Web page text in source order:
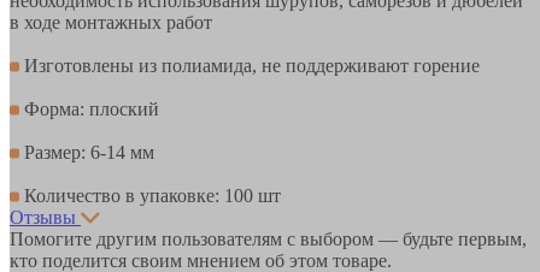
в ходе монтажных работ
Изготовлены из полиамида, не поддерживают горение
Форма: плоский
Размер: 6-14 мм
Количество в упаковке: 100 шт
Отзывы
Помогите другим пользователям с выбором — будьте первым,
кто поделится своим мнением об этом товаре.